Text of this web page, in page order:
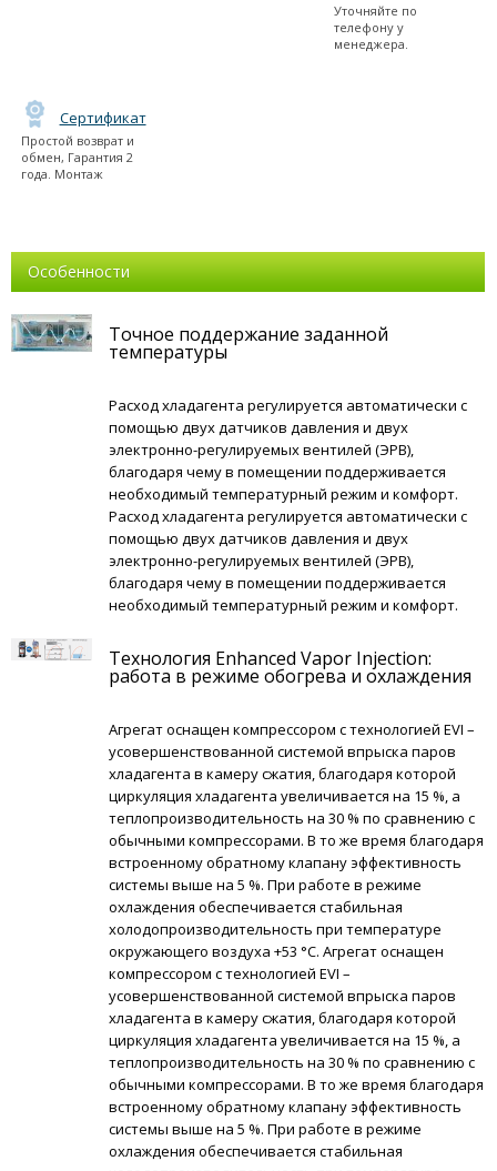
Уточняйте по
телефону у
менеджера.
Сертификат
Простой возврат и
обмен, Гарантия 2
года. Монтаж
Особенности
Точное поддержание заданной
температуры
Расход хладагента регулируется автоматически с
помощью двух датчиков давления и двух
электронно-регулируемых вентилей (ЭРВ),
благодаря чему в помещении поддерживается
необходимый температурный режим и комфорт.
Расход хладагента регулируется автоматически с
помощью двух датчиков давления и двух
электронно-регулируемых вентилей (ЭРВ),
благодаря чему в помещении поддерживается
необходимый температурный режим и комфорт.
Технология Enhanced Vapor Injection:
работа в режиме обогрева и охлаждения
Агрегат оснащен компрессором с технологией EVI –
усовершенствованной системой впрыска паров
хладагента в камеру сжатия, благодаря которой
циркуляция хладагента увеличивается на 15 %, а
теплопроизводительность на 30 % по сравнению с
обычными компрессорами. В то же время благодаря
встроенному обратному клапану эффективность
системы выше на 5 %. При работе в режиме
охлаждения обеспечивается стабильная
холодопроизводительность при температуре
окружающего воздуха +53 °С. Агрегат оснащен
компрессором с технологией EVI –
усовершенствованной системой впрыска паров
хладагента в камеру сжатия, благодаря которой
циркуляция хладагента увеличивается на 15 %, а
теплопроизводительность на 30 % по сравнению с
обычными компрессорами. В то же время благодаря
встроенному обратному клапану эффективность
системы выше на 5 %. При работе в режиме
охлаждения обеспечивается стабильная